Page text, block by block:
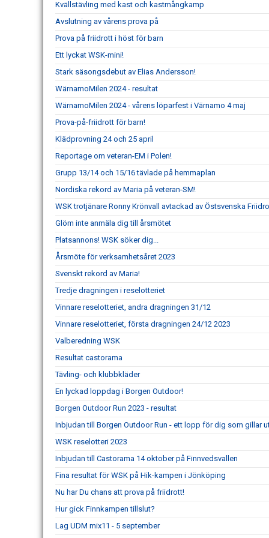
Kvällstävling med kast och kastmångkamp
Avslutning av vårens prova på
Prova på friidrott i höst för barn
Ett lyckat WSK-mini!
Stark säsongsdebut av Elias Andersson!
WärnamoMilen 2024 - resultat
WärnamoMilen 2024 - vårens löparfest i Värnamo 4 maj
Prova-på-friidrott för barn!
Klädprovning 24 och 25 april
Reportage om veteran-EM i Polen!
Grupp 13/14 och 15/16 tävlade på hemmaplan
Nordiska rekord av Maria på veteran-SM!
WSK trotjänare Ronny Krönvall avtackad av Östsvenska
Glöm inte anmäla dig till årsmötet
Platsannons! WSK söker dig...
Årsmöte för verksamhetsåret 2023
Svenskt rekord av Maria!
Tredje dragningen i reselotteriet
Vinnare reselotteriet, andra dragningen 31/12
Vinnare reselotteriet, första dragningen 24/12 2023
Valberedning WSK
Resultat castorama
Tävling- och klubbkläder
En lyckad loppdag i Borgen Outdoor!
Borgen Outdoor Run 2023 - resultat
Inbjudan till Borgen Outdoor Run - ett lopp för dig som gillar
WSK reselotteri 2023
Inbjudan till Castorama 14 oktober på Finnvedsvallen
Fina resultat för WSK på Hik-kampen i Jönköping
Nu har Du chans att prova på friidrott!
Hur gick Finnkampen tillslut?
Lag UDM mix11 - 5 september